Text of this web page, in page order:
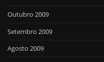
Outubro 2009
Setembro 2009
Agosto 2009